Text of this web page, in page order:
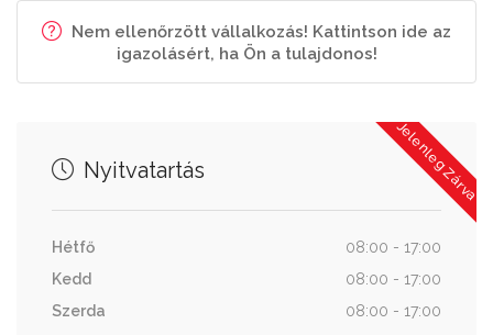
Nem ellenőrzött vállalkozás! Kattintson ide az
igazolásért, ha Ön a tulajdonos!
Jelenleg Zárva
Nyitvatartás
Hétfő
08:00 - 17:00
Kedd
08:00 - 17:00
Szerda
08:00 - 17:00